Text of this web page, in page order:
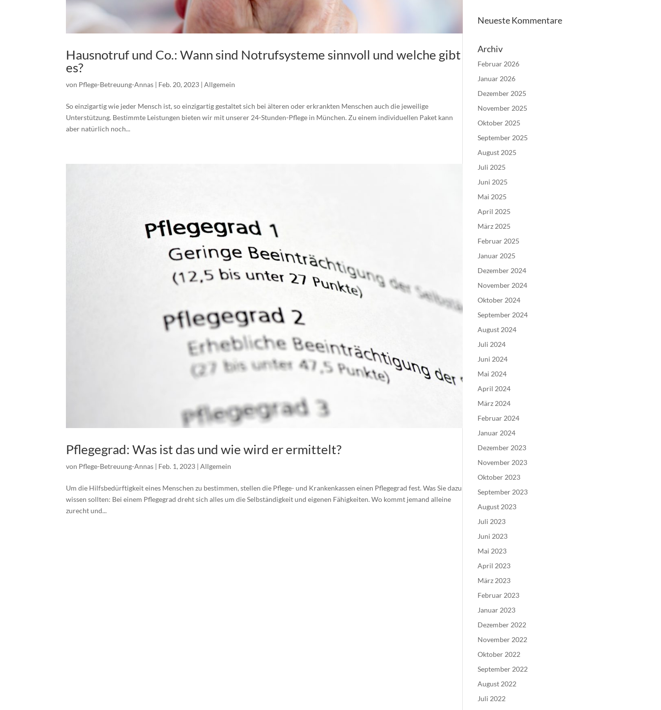
Hausnotruf und Co.: Wann sind Notrufsysteme sinnvoll und welche gibt
es?
von Pflege-Betreuung-Annas | Feb. 20, 2023 |Allgemein
So einzigartig wie jeder Mensch ist, so einzigartig gestaltet sich bei älteren oder erkrankten Menschen auch die jeweilige
Unterstützung. Bestimmte Leistungen bieten wir mit unserer 24-Stunden-Pflege in München. Zu einem individuellen Paket kann
aber natürlich noch...
Pflegegrad: Was ist das und wie wird er ermittelt?
von Pflege-Betreuung-Annas | Feb. 1, 2023 |Allgemein
Um die Hilfsbedürftigkeit eines Menschen zu bestimmen, stellen die Pflege- und Krankenkassen einen Pflegegrad fest. Was Sie dazu
wissen sollten: Bei einem Pflegegrad dreht sich alles um die Selbständigkeit und eigenen Fähigkeiten. Wo kommt jemand alleine
zurecht und...
Neueste Kommentare
Archiv
Februar 2026
Januar 2026
Dezember 2025
November 2025
Oktober 2025
September 2025
August 2025
Juli 2025
Juni 2025
Mai 2025
April 2025
März 2025
Februar 2025
Januar 2025
Dezember 2024
November 2024
Oktober 2024
September 2024
August 2024
Juli 2024
Juni 2024
Mai 2024
April 2024
März 2024
Februar 2024
Januar 2024
Dezember 2023
November 2023
Oktober 2023
September 2023
August 2023
Juli 2023
Juni 2023
Mai 2023
April 2023
März 2023
Februar 2023
Januar 2023
Dezember 2022
November 2022
Oktober 2022
September 2022
August 2022
Juli 2022